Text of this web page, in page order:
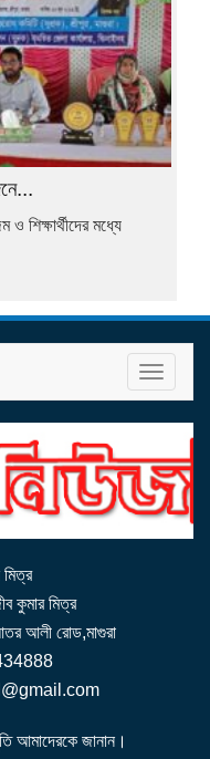
শিক্ষার্থীদের মধ্যে
T
o
g
l
n
g
a
t
o
n
মিত্র
কুমার মিত্র
আতর আলী রোড,মাগুরা
আমাদেরকে জানান।